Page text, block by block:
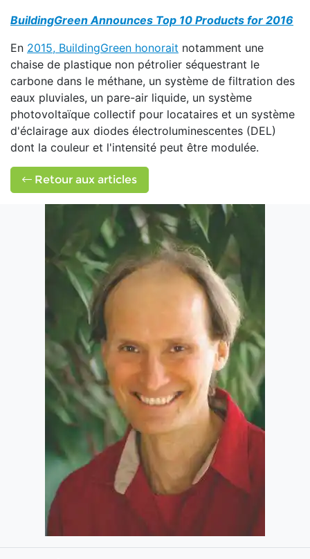
BuildingGreen Announces Top 10 Products for 2016
En 2015, BuildingGreen honorait notamment une
chaise de plastique non pétrolier séquestrant le
carbone dans le méthane, un système de filtration des
eaux pluviales, un pare-air liquide, un système
photovoltaïque collectif pour locataires et un système
d'éclairage aux diodes électroluminescentes (DEL)
dont la couleur et l'intensité peut être modulée.
Retour aux articles